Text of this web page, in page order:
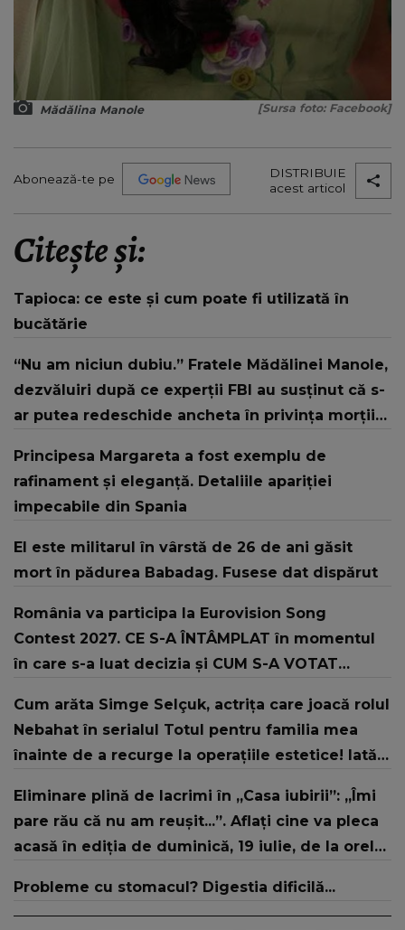
Mădălina Manole [Sursa foto: Facebook]
Abonează-te pe
DISTRIBUIE
acest articol
Citește și:
Tapioca: ce este și cum poate fi utilizată în
bucătărie
“Nu am niciun dubiu.” Fratele Mădălinei Manole,
dezvăluiri după ce experții FBI au susținut că s-
ar putea redeschide ancheta în privința morții
Principesa Margareta a fost exemplu de
rafinament și eleganță. Detaliile apariției
impecabile din Spania
El este militarul în vârstă de 26 de ani găsit
mort în pădurea Babadag. Fusese dat dispărut
România va participa la Eurovision Song
Contest 2027. CE S-A ÎNTÂMPLAT în momentul
în care s-a luat decizia și CUM S-A VOTAT
strategic de..."
Cum arăta Simge Selçuk, actrița care joacă rolul
Nebahat în serialul Totul pentru familia mea
înainte de a recurge la operațiile estetice! Iată
„Tinerețe rebelă”
Eliminare plină de lacrimi în „Casa iubirii”: „Îmi
pare rău că nu am reușit...”. Aflați cine va pleca
acasă în ediția de duminică, 19 iulie, de la orele
Probleme cu stomacul? Digestia dificilă...